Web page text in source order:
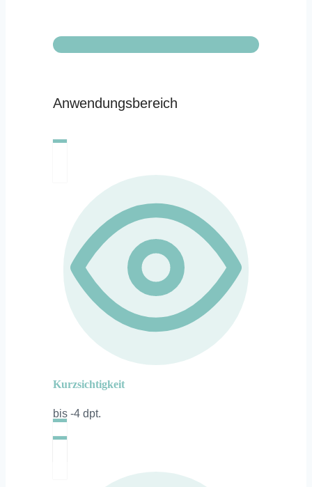
Anwendungsbereich
Kurzsichtigkeit
bis -4 dpt.